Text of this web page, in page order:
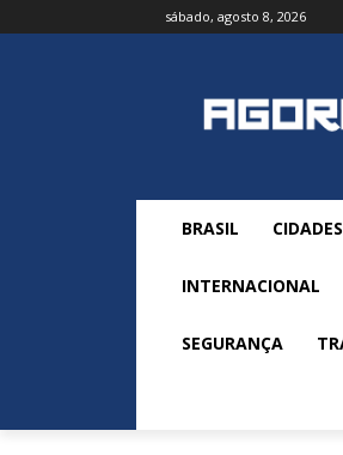
sábado, agosto 8, 2026
BRASIL CIDADES
INTERNACIONAL
SEGURANÇA